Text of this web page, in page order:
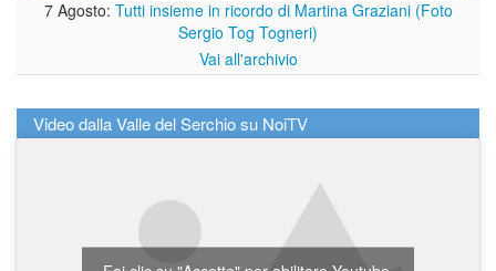
7 Agosto: Tutti insieme in ricordo di Martina Graziani (Foto
Sergio Tog Togneri)
Vai all'archivio
Video dalla Valle del Serchio su NoiTV